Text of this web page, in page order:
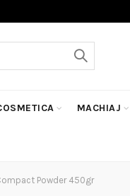
MACHIAJ
Powder 450gr